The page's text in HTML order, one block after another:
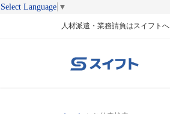
Select Language ▼
人材派遣・業務請負はスイフトへ